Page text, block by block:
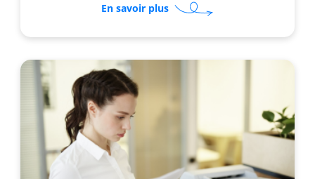
En savoir plussur
Pourquoi
un